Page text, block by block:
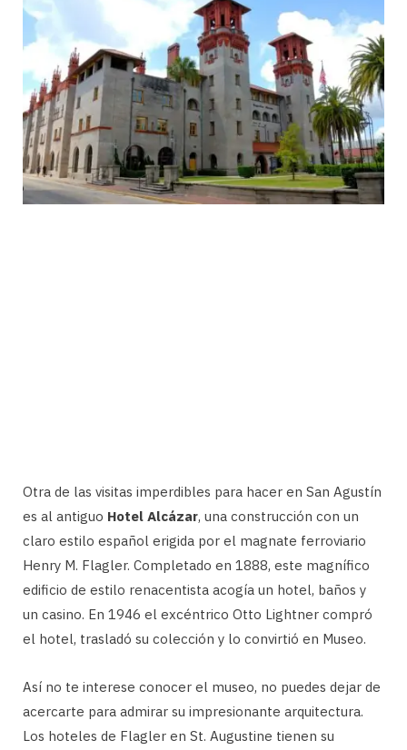
Otra de las visitas imperdibles para hacer en San Agustín
es al antiguo Hotel Alcázar, una construcción con un
claro estilo español erigida por el magnate ferroviario
Henry M. Flagler. Completado en 1888, este magnífico
edificio de estilo renacentista acogía un hotel, baños y
un casino. En 1946 el excéntrico Otto Lightner compró
el hotel, trasladó su colección y lo convirtió en Museo.
Así no te interese conocer el museo, no puedes dejar de
acercarte para admirar su impresionante arquitectura.
Los hoteles de Flagler en St. Augustine tienen su